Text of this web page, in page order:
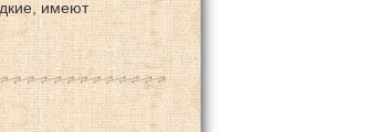
имеют